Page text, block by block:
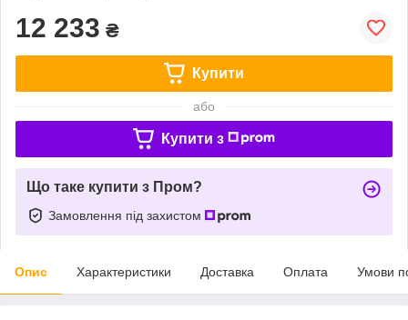
12 233 ₴
Купити
або
Купити з
Що таке купити з Пром?
Замовлення під захистом
Опис Характеристики Доставка Оплата Умови